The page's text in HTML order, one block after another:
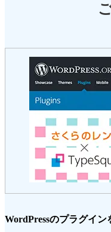
WordPressのプラグイン